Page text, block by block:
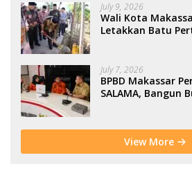
July 9, 2026
Wali Kota
Letakkan Batu
July 7, 2026
BPBD Makassar
SALAMA, Bangun
View More